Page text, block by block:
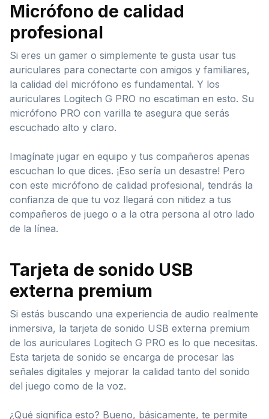
Micrófono de calidad
profesional
Si eres un gamer o simplemente te gusta usar tus
auriculares para conectarte con amigos y familiares,
la calidad del micrófono es fundamental. Y los
auriculares Logitech G PRO no escatiman en esto. Su
micrófono PRO con varilla te asegura que serás
escuchado alto y claro.
Imagínate jugar en equipo y tus compañeros apenas
escuchan lo que dices. ¡Eso sería un desastre! Pero
con este micrófono de calidad profesional, tendrás la
confianza de que tu voz llegará con nitidez a tus
compañeros de juego o a la otra persona al otro lado
de la línea.
Tarjeta de sonido USB
externa premium
Si estás buscando una experiencia de audio realmente
inmersiva, la tarjeta de sonido USB externa premium
de los auriculares Logitech G PRO es lo que necesitas.
Esta tarjeta de sonido se encarga de procesar las
señales digitales y mejorar la calidad tanto del sonido
del juego como de la voz.
¿Qué significa esto? Bueno, básicamente, te permite